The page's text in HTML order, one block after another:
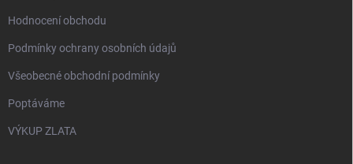
Hodnocení obchodu
Podmínky ochrany osobních údajů
Všeobecné obchodní podmínky
Poptáváme
VÝKUP ZLATA